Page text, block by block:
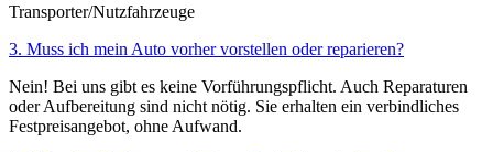
Transporter/Nutzfahrzeuge
3. Muss ich mein Auto vorher vorstellen oder reparieren?
Nein! Bei uns gibt es keine Vorführungspflicht. Auch Reparaturen
oder Aufbereitung sind nicht nötig. Sie erhalten ein verbindliches
Festpreisangebot, ohne Aufwand.